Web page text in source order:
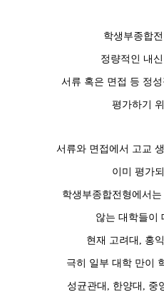
학생부종합
정량적인 내
서류 혹은 면접 등 정
평가하기
서류와 면접에서 고교
이미 평가
학생부종합전형에서
않는 대학들이
현재 고려대, 홍
극히 일부 대학 만이
성균관대, 한양대, 중